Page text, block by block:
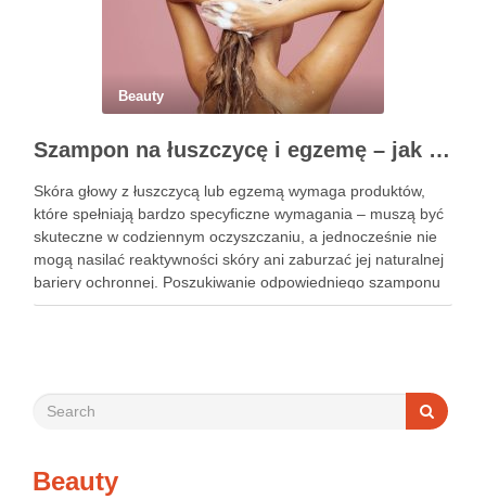
Beauty
Szampon na łuszczycę i egzemę – jak świadomie dobierać produkty przy wrażliwej skórze głowy?
Skóra głowy z łuszczycą lub egzemą wymaga produktów,
które spełniają bardzo specyficzne wymagania – muszą być
skuteczne w codziennym oczyszczaniu, a jednocześnie nie
mogą nasilać reaktywności skóry ani zaburzać jej naturalnej
bariery ochronnej. Poszukiwanie odpowiedniego szamponu
bywa dla wielu pacjentów procesem długim i frustrującym, bo
Beauty